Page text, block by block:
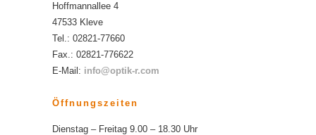
Hoffmannallee 4
47533 Kleve
Tel.: 02821-77660
Fax.: 02821-776622
E-Mail: info@optik-r.com
Öffnungszeiten
Dienstag – Freitag 9.00 – 18.30 Uhr